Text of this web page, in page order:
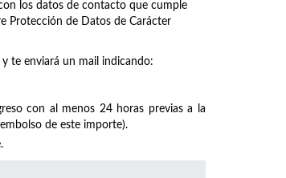
los datos de contacto que cumple
Protección de Datos de Carácter
te enviará un mail indicando:
con al menos 24 horas previas a la
de este importe).